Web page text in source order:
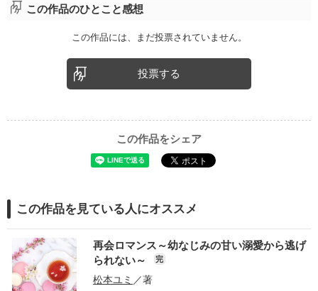
この作品のひとこと感想
この作品には、まだ投票されていません。
投票する
この作品をシェア
この作品を見ている人にオススメ
再会ロマンス～幼なじみの甘い溺愛から逃げ
られない～
完
松本ユミ ／著